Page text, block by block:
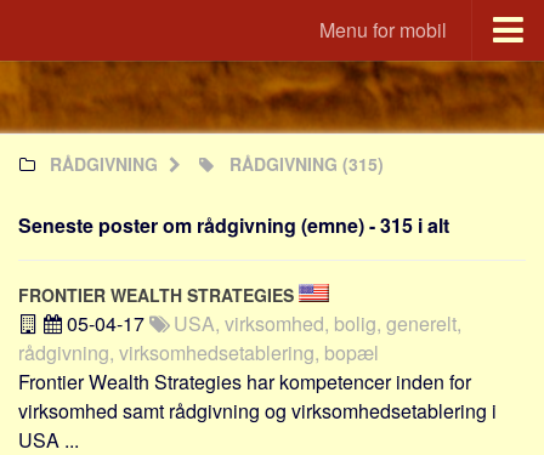
Menu for mobil
Portal
Udvandrerne.dk
Utvandrerne.no
Tyskland.dk
Rusland.dk
JLKM.dk
Lande
Tyrkiet
RÅDGIVNING RÅDGIVNING (315)
Seneste poster om rådgivning (emne) - 315 i alt
FRONTIER WEALTH STRATEGIES
05-04-17
USA, virksomhed, bolig, generelt,
rådgivning, virksomhedsetablering, bopæl
Frontier Wealth Strategies har kompetencer inden for
virksomhed samt rådgivning og virksomhedsetablering i
USA ...